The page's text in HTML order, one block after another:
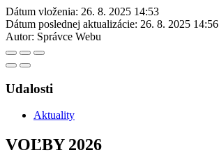
Dátum vloženia: 26. 8. 2025 14:53
Dátum poslednej aktualizácie: 26. 8. 2025 14:56
Autor: Správce Webu
Udalosti
Aktuality
VOĽBY 2026